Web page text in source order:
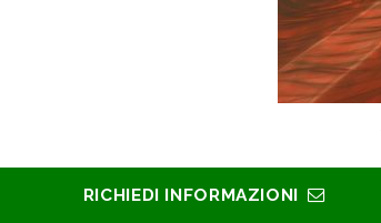
RICHIEDI INFORMAZIONI